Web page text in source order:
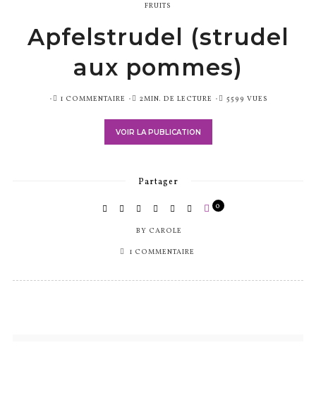
FRUITS
Apfelstrudel (strudel
aux pommes)
PUBLIÉ1 COMMENTAIRE 2MIN. DE LECTURE 5599 VUES
VOIR LA PUBLICATION
Partager
BY CAROLE
0
1 COMMENTAIRE